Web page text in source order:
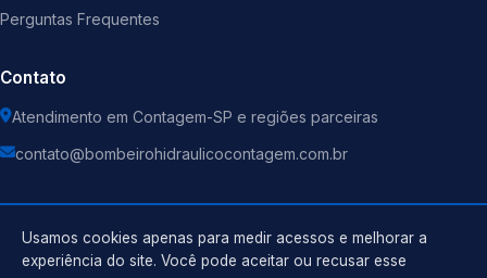
Perguntas Frequentes
Contato
Atendimento em Contagem-SP e regiões parceiras
contato@bombeirohidraulicocontagem.com.br
2026 Encanador . Todos os direitos reservados.
Usamos cookies apenas para medir acessos e melhorar a
experiência do site. Você pode aceitar ou recusar esse